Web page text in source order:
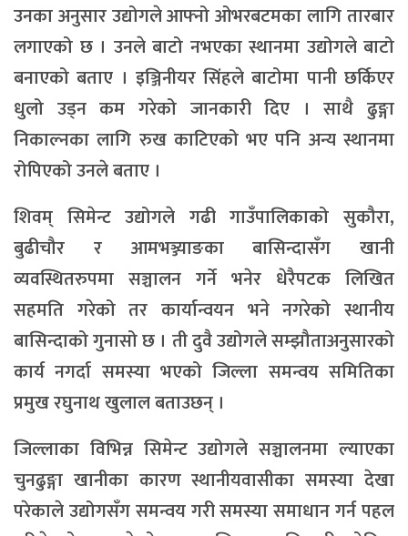
उनका अनुसार उद्योगले आफ्नो ओभरबटमका लागि तारबार
लगाएको छ । उनले बाटो नभएका स्थानमा उद्योगले बाटो
बनाएको बताए । इञ्जिनीयर सिंहले बाटोमा पानी छर्किएर
धुलो उड्न कम गरेको जानकारी दिए । साथै ढुङ्गा
निकाल्नका लागि रुख काटिएको भए पनि अन्य स्थानमा
रोपिएको उनले बताए ।
शिवम् सिमेन्ट उद्योगले गढी गाउँपालिकाको सुकौरा,
बुढीचौर र आमभञ्ज्याङका बासिन्दासँग खानी
व्यवस्थितरुपमा सञ्चालन गर्ने भनेर धेरैपटक लिखित
सहमति गरेको तर कार्यान्वयन भने नगरेको स्थानीय
बासिन्दाको गुनासो छ । ती दुवै उद्योगले सम्झौताअनुसारको
कार्य नगर्दा समस्या भएको जिल्ला समन्वय समितिका
प्रमुख रघुनाथ खुलाल बताउछन् ।
जिल्लाका विभिन्न सिमेन्ट उद्योगले सञ्चालनमा ल्याएका
चुनढुङ्गा खानीका कारण स्थानीयवासीका समस्या देखा
परेकाले उद्योगसँग समन्वय गरी समस्या समाधान गर्न पहल